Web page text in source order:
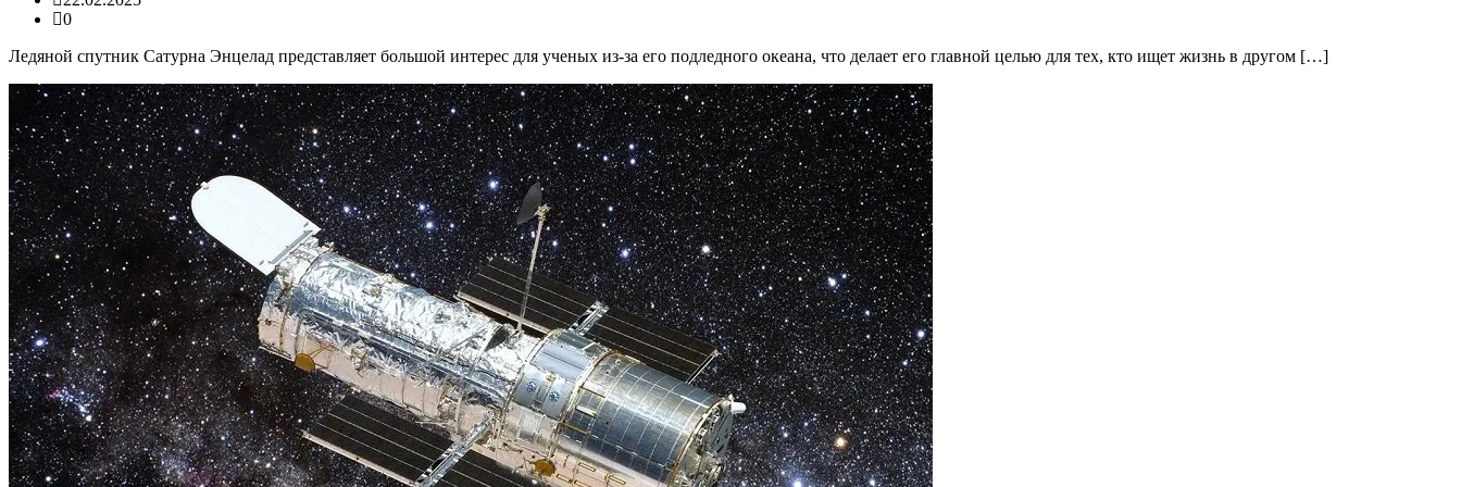
0
Ледяной спутник Сатурна Энцелад представляет большой интерес для ученых из-за его подледного океана, что делает его главной целью для тех, кто ищет жизнь в другом […]